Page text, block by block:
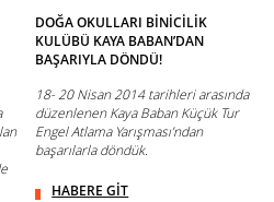
DOĞA OKULLARI BİNİCİLİK
KULÜBÜ KAYA BABAN’DAN
BAŞARIYLA DÖNDÜ!
18- 20 Nisan 2014 tarihleri arasında
düzenlenen Kaya Baban Küçük Tur
Engel Atlama Yarışması’ndan
başarılarla döndük.
HABERE GİT